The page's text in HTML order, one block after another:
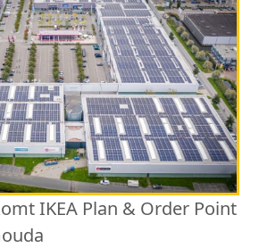
IKEA Plan & Order Point